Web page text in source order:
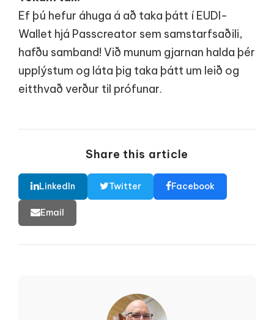
Ef þú hefur áhuga á að taka þátt í EUDI-
Wallet hjá Passcreator sem samstarfsaðili,
hafðu samband! Við munum gjarnan halda þér
upplýstum og láta þig taka þátt um leið og
eitthvað verður til prófunar.
Share this article
LinkedIn Twitter Facebook
Email